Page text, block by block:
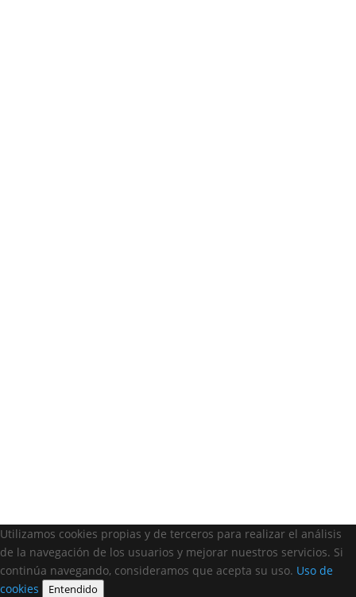
Utilizamos cookies propias y de terceros para realizar el análisis
de la navegación de los usuarios y mejorar nuestros servicios. Si
continúa navegando, consideramos que acepta su uso. Uso de
cookies
Entendido